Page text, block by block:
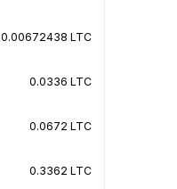
0.00672438 LTC
0.0336 LTC
0.0672 LTC
0.3362 LTC